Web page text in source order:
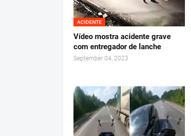
ACIDENTE
Vídeo mostra acidente grave
com entregador de lanche
September 04, 2023